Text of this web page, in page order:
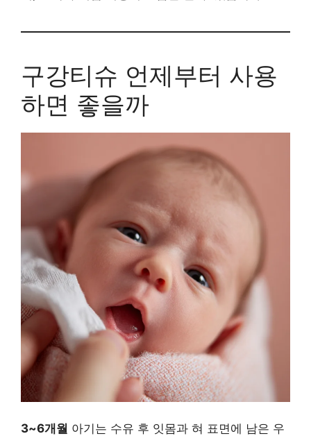
구강티슈 언제부터 사용
하면 좋을까
3~6개월 아기는 수유 후 잇몸과 혀 표면에 남은 우